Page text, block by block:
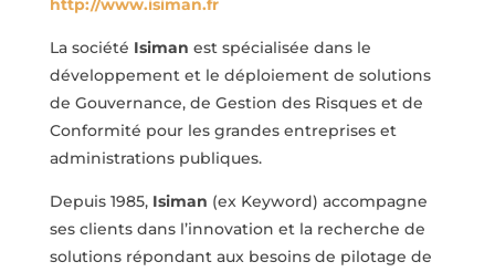
La société Isiman est spécialisée dans le
développement et le déploiement de solutions
de Gouvernance, de Gestion des Risques et de
Conformité pour les grandes entreprises et
administrations publiques.
Depuis 1985, Isiman (ex Keyword) accompagne
ses clients dans l’innovation et la recherche de
solutions répondant aux besoins de pilotage de